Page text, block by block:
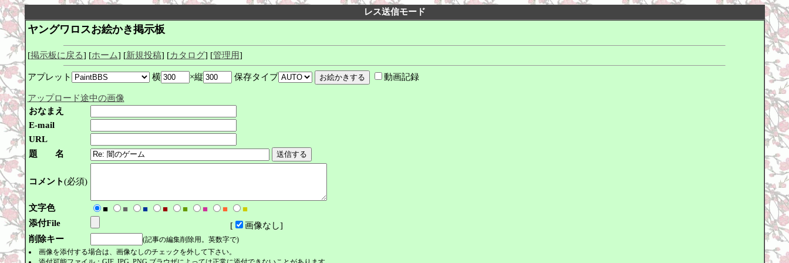
レス送信モード
ヤングワロスお絵かき掲示板
[掲示板に戻る] [ホーム] [新規投稿] [カタログ] [管理用]
アプレット 横 ×縦 保存タイプ 動画記録
アップロード途中の画像
おなまえ
E-mail
URL
題 名
コメント(必須)
文字色 ■ ■ ■ ■ ■ ■ ■
■
添付File
[ 画像なし]
削除キー
(記事の編集削除用。英数字で)
画像を添付する場合は、画像なしのチェックを外して下さい。